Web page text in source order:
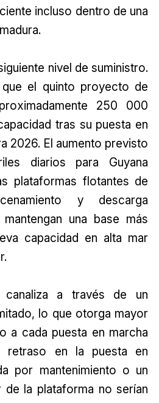
incluso dentro de una
nivel de suministro.
el quinto proyecto de
250 000
tras su puesta en
2026. El aumento previsto
diarios para Guyana
plataformas flotantes de
y descarga
una base más
capacidad en alta mar
canaliza a través de un
lo que otorga mayor
a cada puesta en marcha
retraso en la puesta en
por mantenimiento o un
de la plataforma no serían